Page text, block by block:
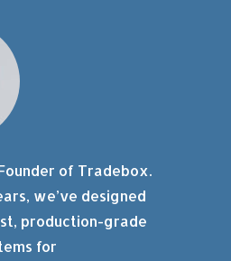
Founder of Tradebox.
we’ve designed
production-grade
for